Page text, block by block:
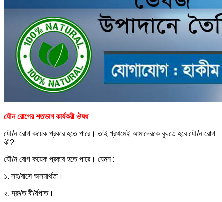
যৌন রোগের শতভাগ কার্যকরী ঔষধ
যৌ/ন রোগ কয়েক প্রকার হতে পারে। তাই প্রথমেই আমাদেরকে বুঝতে হবে যৌ/ন রোগ
কী?
যৌ/ন রোগ কয়েক প্রকার হতে পারে। যেমন :
১. সহ/বাসে অসমার্থতা।
২. দ্রু/ত বী/র্যপাত।